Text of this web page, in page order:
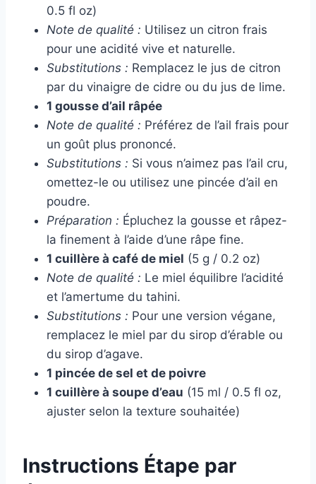
0.5 fl oz)
Note de qualité : Utilisez un citron frais
pour une acidité vive et naturelle.
Substitutions : Remplacez le jus de citron
par du vinaigre de cidre ou du jus de lime.
1 gousse d’ail râpée
Note de qualité : Préférez de l’ail frais pour
un goût plus prononcé.
Substitutions : Si vous n’aimez pas l’ail cru,
omettez-le ou utilisez une pincée d’ail en
poudre.
Préparation : Épluchez la gousse et râpez-
la finement à l’aide d’une râpe fine.
1 cuillère à café de miel (5 g / 0.2 oz)
Note de qualité : Le miel équilibre l’acidité
et l’amertume du tahini.
Substitutions : Pour une version végane,
remplacez le miel par du sirop d’érable ou
du sirop d’agave.
1 pincée de sel et de poivre
1 cuillère à soupe d’eau (15 ml / 0.5 fl oz,
ajuster selon la texture souhaitée)
Instructions Étape par